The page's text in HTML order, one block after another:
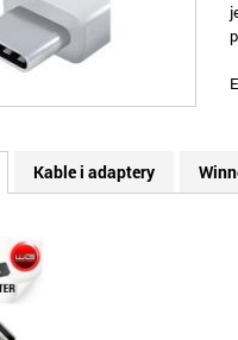
Kable i adaptery